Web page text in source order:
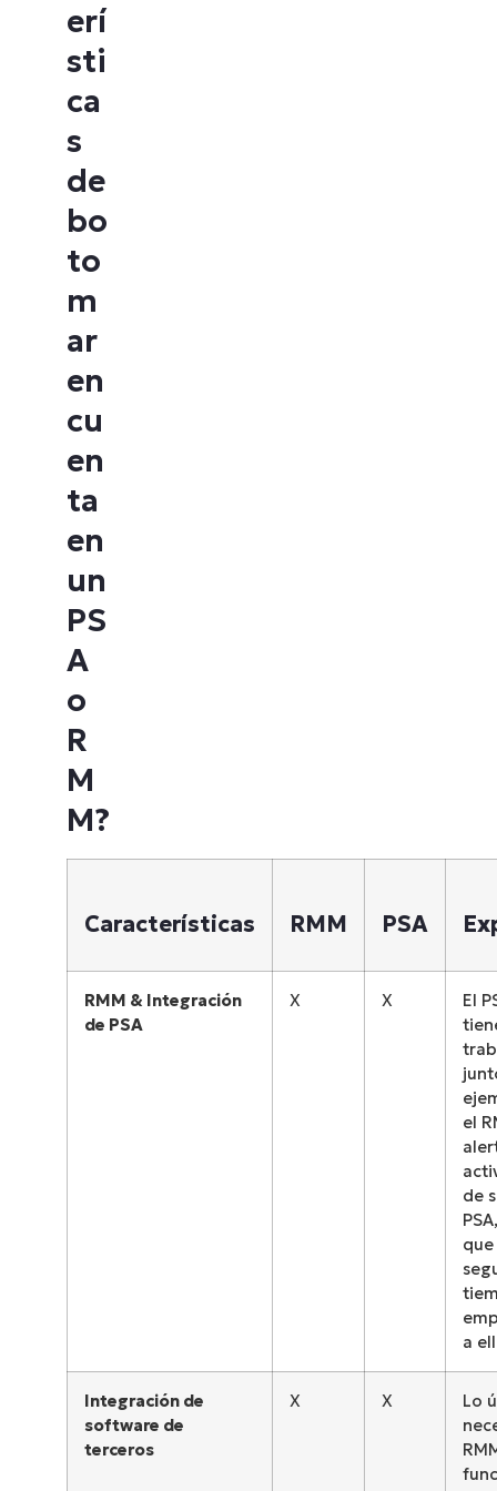
erí
sti
ca
s
de
bo
to
m
ar
en
cu
en
ta
en
un
PS
A
o
R
M
M?
Características RMM PSA
RMM & Integración
de PSA
X X
El
el
de
a
Integración de
software de
terceros
X X
Lo